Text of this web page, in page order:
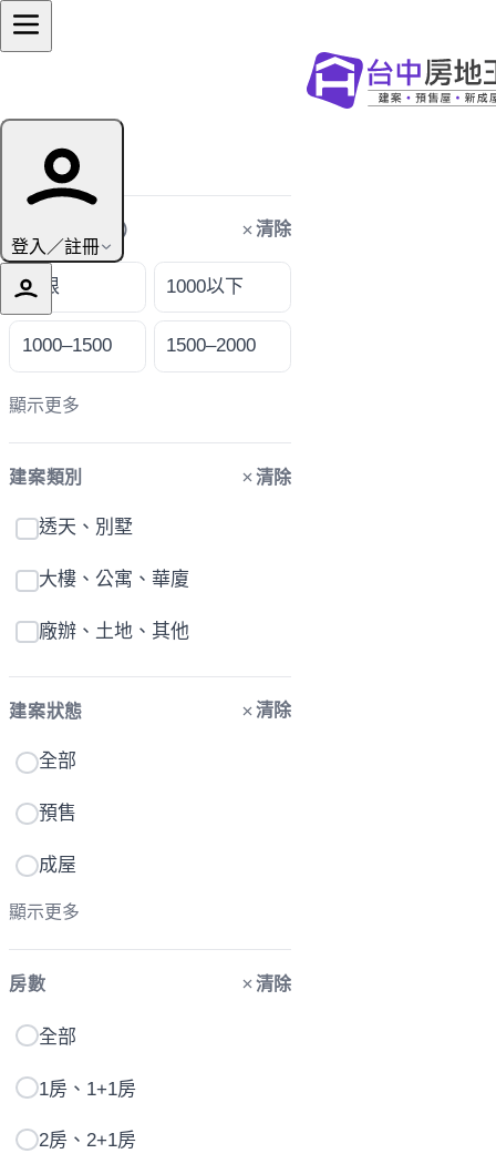
登入／註冊
篩選條件
購屋預算（萬） 清除
不限 1000以下
1000–1500 1500–2000
顯示更多
建案類別 清除
透天、別墅
大樓、公寓、華廈
廠辦、土地、其他
建案狀態 清除
全部
預售
成屋
顯示更多
房數 清除
全部
1房、1+1房
2房、2+1房